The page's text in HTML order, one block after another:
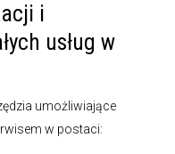
i
usług w
umożliwiające
w postaci: